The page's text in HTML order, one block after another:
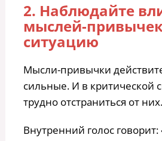
2. Наблюдайте
мыслей-
ситуацию
Мысли-привычки
сильные. И в критической
трудно отстраниться от них.
Внутренний голос говорит: